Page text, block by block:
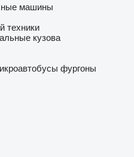
машины
техники
кузова
фургоны